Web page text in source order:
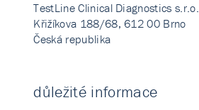
TestLine Clinical Diagnostics s.r.o.
Křižíkova 188/68, 612 00 Brno
Česká republika
důležité informace